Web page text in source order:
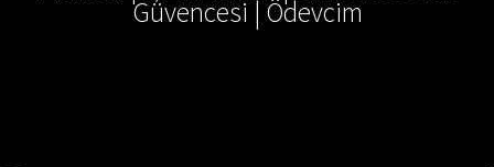
Güvencesi | Ödevcim